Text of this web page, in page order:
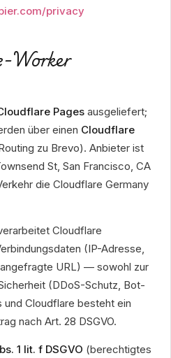
privacy
Worker
Pages ausgeliefert;
über einen Cloudflare
zu Brevo). Anbieter ist
St, San Francisco, CA
die Cloudflare Germany
Cloudflare
(IP-Adresse,
URL) — sowohl zur
(DDoS-Schutz, Bot-
und Cloudflare besteht ein
nach Art. 28 DSGVO.
1 lit. f DSGVO (berechtigtes